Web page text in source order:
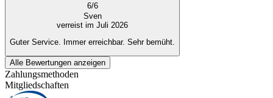
6/6
Sven
verreist im Juli 2026
Guter Service. Immer erreichbar. Sehr bemüht.
Alle Bewertungen anzeigen
Zahlungsmethoden
Mitgliedschaften